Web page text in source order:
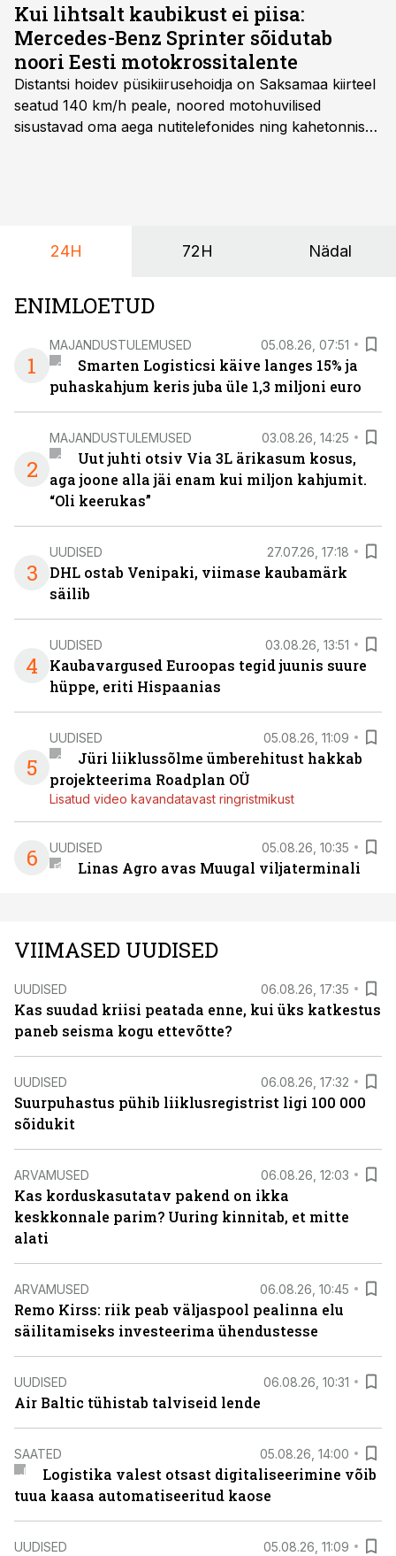
Kui lihtsalt kaubikust ei piisa:
Mercedes-Benz Sprinter sõidutab
noori Eesti motokrossitalente
Distantsi hoidev püsikiirusehoidja on Saksamaa kiirteel
seatud 140 km/h peale, noored motohuvilised
sisustavad oma aega nutitelefonides ning kahetonnises
24H 72H Nädal
ENIMLOETUD
1
MAJANDUSTULEMUSED 05.08.26, 07:51
Smarten Logisticsi käive langes 15% ja
puhaskahjum keris juba üle 1,3 miljoni euro
2
MAJANDUSTULEMUSED 03.08.26, 14:25
Uut juhti otsiv Via 3L ärikasum kosus,
aga joone alla jäi enam kui miljon kahjumit.
“Oli keerukas”
3
UUDISED 27.07.26, 17:18
DHL ostab Venipaki, viimase kaubamärk
säilib
4
UUDISED 03.08.26, 13:51
Kaubavargused Euroopas tegid juunis suure
hüppe, eriti Hispaanias
5
UUDISED 05.08.26, 11:09
Jüri liiklussõlme ümberehitust hakkab
projekteerima Roadplan OÜ
Lisatud video kavandatavast ringristmikust
6 UUDISED 05.08.26, 10:35
Linas Agro avas Muugal viljaterminali
VIIMASED UUDISED
UUDISED 06.08.26, 17:35
Kas suudad kriisi peatada enne, kui üks katkestus
paneb seisma kogu ettevõtte?
UUDISED 06.08.26, 17:32
Suurpuhastus pühib liiklusregistrist ligi 100 000
sõidukit
ARVAMUSED 06.08.26, 12:03
Kas korduskasutatav pakend on ikka
keskkonnale parim? Uuring kinnitab, et mitte
alati
ARVAMUSED 06.08.26, 10:45
Remo Kirss: riik peab väljaspool pealinna elu
säilitamiseks investeerima ühendustesse
UUDISED 06.08.26, 10:31
Air Baltic tühistab talviseid lende
SAATED 05.08.26, 14:00
Logistika valest otsast digitaliseerimine võib
tuua kaasa automatiseeritud kaose
UUDISED 05.08.26, 11:09